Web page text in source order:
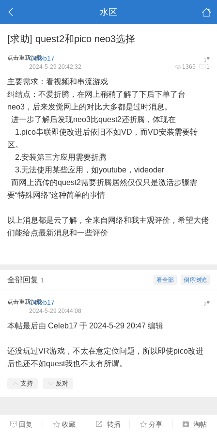
水区
[求助] quest2和pico neo3选择
点击重新加载 1#
Celeb17
1365 1
2024-5-29 20:42:32
主要需求：看视频和串流游戏
纠结点：不爱折腾，在网上稍稍了解了下后下单了台
neo3，后来发觉网上的对比大多都是过时消息。
进一步了解后发现neo3比quest2还折腾，体现在
1.pico串联即使改进后依旧不如VD，而VD安装需要转
区。
2.安装第三方应用需要折腾
3.无法使用某些应用，如youtube，videoder
而网上流传的quest2需要折腾居然仅仅只是激活步骤需
要“特殊网络”这种简单的事情
以上消息都是云了解，全来自网络和我主观评价，希望大佬
们能给点最新消息和一些评价
倒序浏览
看全部
全部回复 1
点击重新加载 2#
Celeb17
2024-5-29 20:44:08
本帖最后由 Celeb17 于 2024-5-29 20:47 编辑
还没玩过VR游戏，不太在意定位问题，所以即使pico改进
后也还不如quest我也不太有所谓。
支持 反对
回复 收藏 转播 分享 淘帖